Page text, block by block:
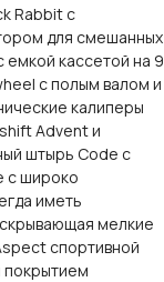
Rabbit с
для смешанных
кассетой на 9
с полым валом и
калиперы
Advent и
штырь Code с
с широко
иметь
мелкие
спортивной
покрытием